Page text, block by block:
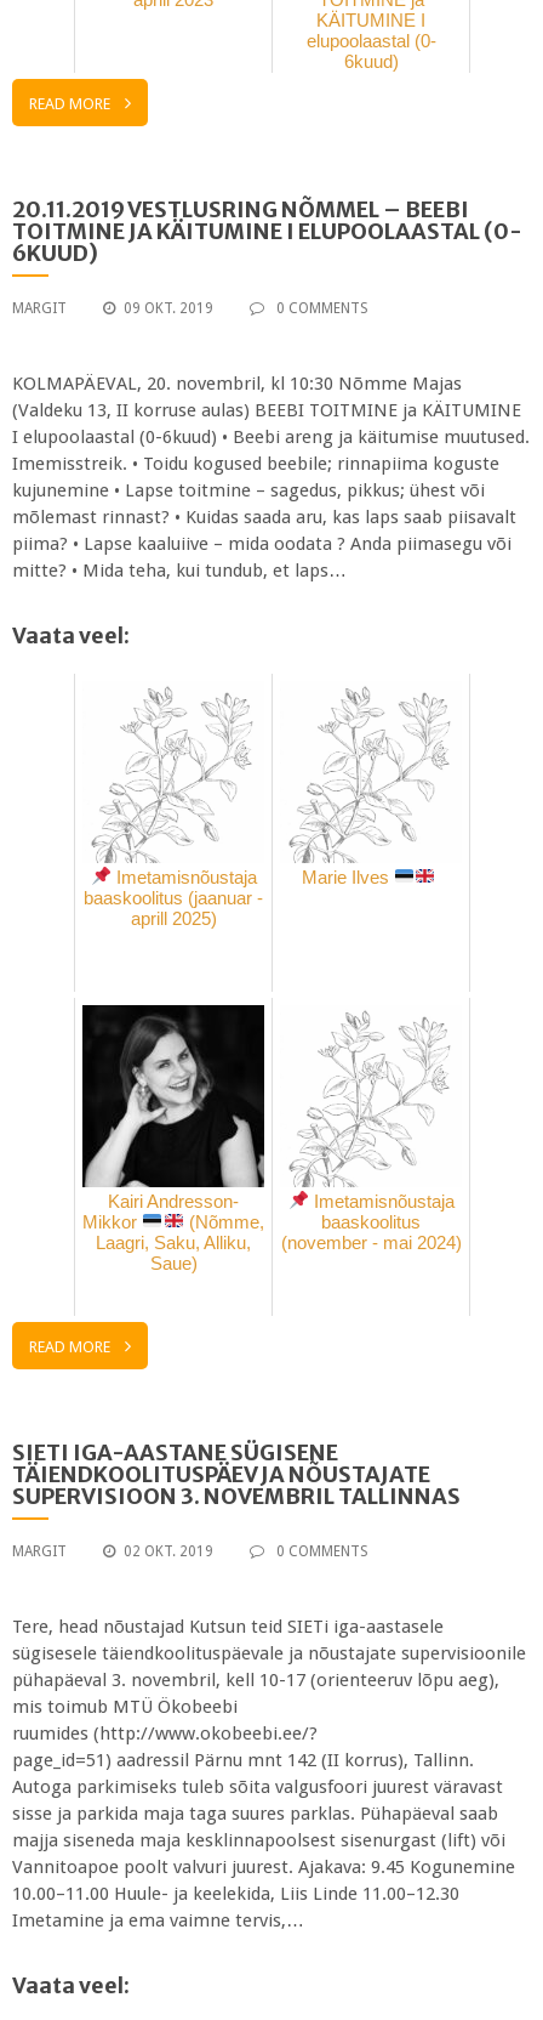
KÄITUMINE I
elupoolaastal (0-
6kuud)
READ MORE
20.11.2019 VESTLUSRING NÕMMEL – BEEBI
TOITMINE JA KÄITUMINE I ELUPOOLAASTAL (0-
6KUUD)
MARGIT 09 OKT. 2019 0 COMMENTS
KOLMAPÄEVAL, 20. novembril, kl 10:30 Nõmme Majas
(Valdeku 13, II korruse aulas) BEEBI TOITMINE ja KÄITUMINE
I elupoolaastal (0-6kuud) • Beebi areng ja käitumise muutused.
Imemisstreik. • Toidu kogused beebile; rinnapiima koguste
kujunemine • Lapse toitmine – sagedus, pikkus; ühest või
mõlemast rinnast? • Kuidas saada aru, kas laps saab piisavalt
piima? • Lapse kaaluiive – mida oodata ? Anda piimasegu või
mitte? • Mida teha, kui tundub, et laps…
Vaata veel:
Imetamisnõustaja
baaskoolitus (jaanuar -
aprill 2025)
Marie Ilves
Kairi Andresson-
Mikkor
(Nõmme,
Laagri, Saku, Alliku,
Saue)
Imetamisnõustaja
baaskoolitus
(november - mai 2024)
READ MORE
SIETI IGA-AASTANE SÜGISENE
TÄIENDKOOLITUSPÄEV JA NÕUSTAJATE
SUPERVISIOON 3. NOVEMBRIL TALLINNAS
MARGIT 02 OKT. 2019 0 COMMENTS
Tere, head nõustajad Kutsun teid SIETi iga-aastasele
sügisesele täiendkoolituspäevale ja nõustajate supervisioonile
pühapäeval 3. novembril, kell 10-17 (orienteeruv lõpu aeg),
mis toimub MTÜ Ökobeebi
ruumides (http://www.okobeebi.ee/?
page_id=51) aadressil Pärnu mnt 142 (II korrus), Tallinn.
Autoga parkimiseks tuleb sõita valgusfoori juurest väravast
sisse ja parkida maja taga suures parklas. Pühapäeval saab
majja siseneda maja kesklinnapoolsest sisenurgast (lift) või
Vannitoapoe poolt valvuri juurest. Ajakava: 9.45 Kogunemine
10.00–11.00 Huule- ja keelekida, Liis Linde 11.00–12.30
Imetamine ja ema vaimne tervis,…
Vaata veel: